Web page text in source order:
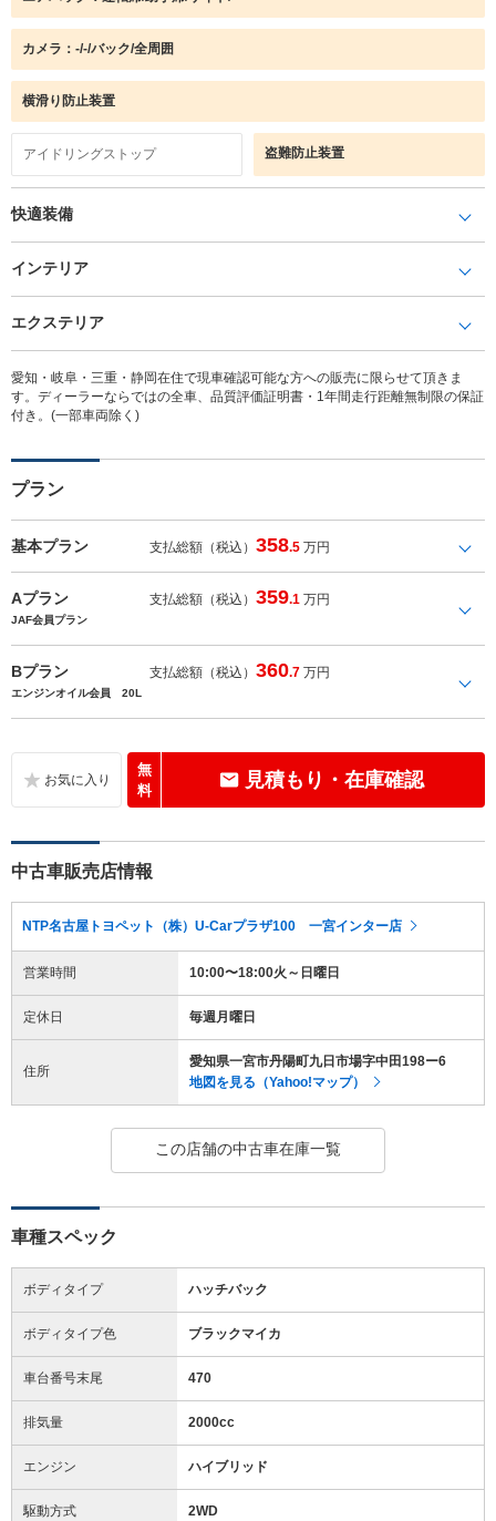
カメラ：-/-/バック/全周囲
横滑り防止装置
アイドリングストップ 盗難防止装置
快適装備
インテリア
エクステリア
愛知・岐阜・三重・静岡在住で現車確認可能な方への販売に限らせて頂きま
す。ディーラーならではの全車、品質評価証明書・1年間走行距離無制限の保証
付き。(一部車両除く)
プラン
基本プラン 支払総額（税込）358.5 万円
Aプラン 支払総額（税込）359.1 万円
JAF会員プラン
Bプラン 支払総額（税込）360.7 万円
エンジンオイル会員 20L
無
料
見積もり・在庫確認
中古車販売店情報
NTP名古屋トヨペット（株）U-Carプラザ100 一宮インター店
営業時間 10:00〜18:00火～日曜日
定休日 毎週月曜日
住所
愛知県一宮市丹陽町九日市場字中田198ー6
地図を見る（Yahoo!マップ）
この店舗の中古車在庫一覧
車種スペック
ボディタイプ ハッチバック
ボディタイプ色 ブラックマイカ
車台番号末尾 470
排気量 2000cc
エンジン ハイブリッド
駆動方式 2WD